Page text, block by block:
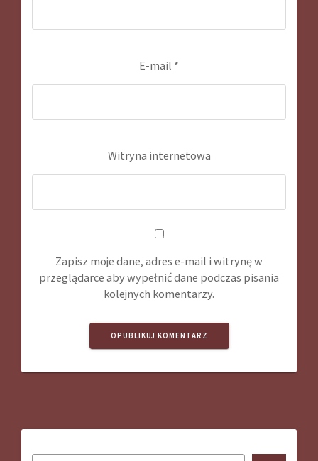
E-mail *
Witryna internetowa
Zapisz moje dane, adres e-mail i witrynę w
przeglądarce aby wypełnić dane podczas pisania
kolejnych komentarzy.